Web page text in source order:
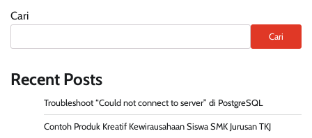
Cari
Cari
Recent Posts
Troubleshoot “Could not connect to server” di PostgreSQL
Contoh Produk Kreatif Kewirausahaan Siswa SMK Jurusan TKJ